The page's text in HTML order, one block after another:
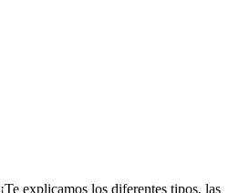
¡Te explicamos los diferentes tipos, las